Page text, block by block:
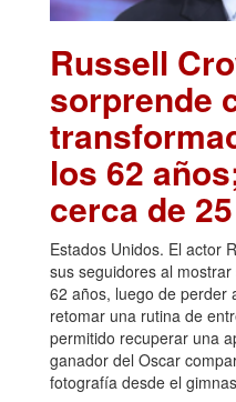
Russell
sorprende
los 62
cerca de
Estados Unidos. El actor
sus seguidores al
62 años, luego de perder
retomar una rutina de
permitido recuperar una
ganador del Oscar
fotografía desde el